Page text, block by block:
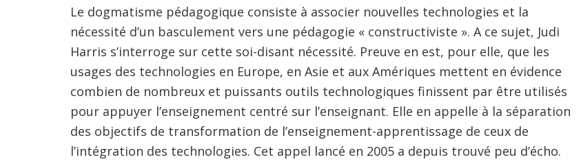
Le dogmatisme pédagogique consiste à associer nouvelles technologies et la
nécessité d’un basculement vers une pédagogie « constructiviste ». A ce sujet, Judi
Harris s’interroge sur cette soi-disant nécessité. Preuve en est, pour elle, que les
usages des technologies en Europe, en Asie et aux Amériques mettent en évidence
combien de nombreux et puissants outils technologiques finissent par être utilisés
pour appuyer l’enseignement centré sur l’enseignant. Elle en appelle à la séparation
des objectifs de transformation de l’enseignement-apprentissage de ceux de
l’intégration des technologies. Cet appel lancé en 2005 a depuis trouvé peu d’écho.